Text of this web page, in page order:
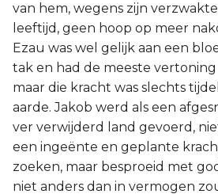
van hem, wegens zijn
leeftijd, geen hoop op meer
Ezau was wel gelijk aan een
tak en had de meeste vertoning
maar die kracht was slechts
aarde. Jakob werd als een
ver verwijderd land gevoerd,
een ingeënte en geplante
zoeken, maar besproeid met
niet anders dan in vermogen